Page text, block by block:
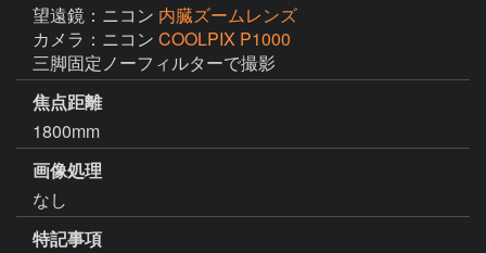
望遠鏡：ニコン 内臓ズームレンズ
カメラ：ニコン COOLPIX P1000
三脚固定ノーフィルターで撮影
焦点距離
1800mm
画像処理
なし
特記事項